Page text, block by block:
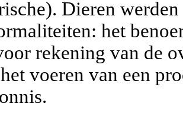
Dieren
het
rekening van de
voeren van een